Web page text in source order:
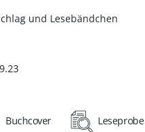
und Lesebändchen
Buchcover Leseprobe